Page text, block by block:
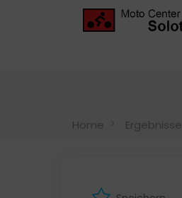
Home Ergebnisse